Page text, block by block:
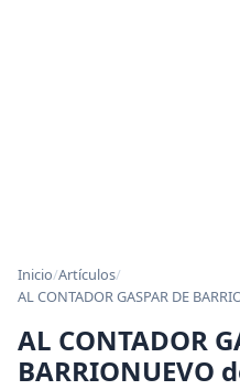
Inicio/Artículos/
AL CONTADOR GASPAR DE
AL CONTADOR
BARRIONUEVO